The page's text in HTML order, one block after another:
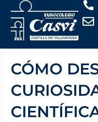
contenido
CÓMO